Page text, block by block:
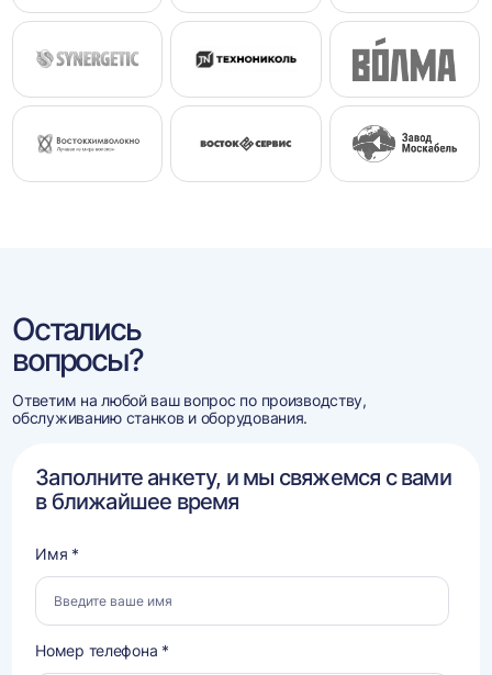
Остались
вопросы?
Ответим на любой ваш вопрос по производству,
обслуживанию станков и оборудования.
Заполните анкету, и мы свяжемся с вами
в ближайшее время
Имя *
Номер телефона *